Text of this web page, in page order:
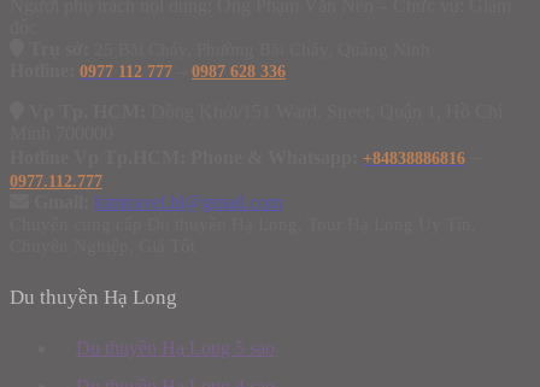
0977 112 777 0987 628 336
+84838886816
0977.112.777
kimtravel.hl@gmail.com
Du thuyền Hạ Long
Du thuyền Hạ Long 5 sao